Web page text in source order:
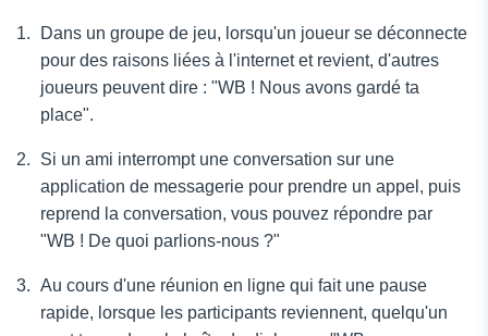
Dans un groupe de jeu, lorsqu'un joueur se déconnecte
pour des raisons liées à l'internet et revient, d'autres
joueurs peuvent dire : "WB ! Nous avons gardé ta
place".
Si un ami interrompt une conversation sur une
application de messagerie pour prendre un appel, puis
reprend la conversation, vous pouvez répondre par
"WB ! De quoi parlions-nous ?"
Au cours d'une réunion en ligne qui fait une pause
rapide, lorsque les participants reviennent, quelqu'un